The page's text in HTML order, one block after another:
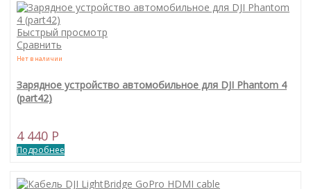
Быстрый просмотр
Сравнить
Нет в наличии
Зарядное устройство автомобильное для DJI Phantom 4
(part42)
4 440 P
Подробнее